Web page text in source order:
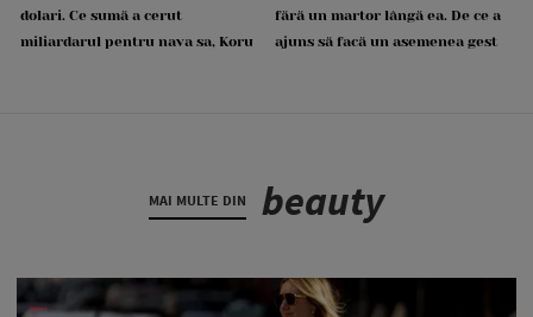
dolari. Ce sumă a cerut
miliardarul pentru nava sa, Koru
fără un martor lângă ea. De ce a
ajuns să facă un asemenea gest
MAI MULTE DIN beauty